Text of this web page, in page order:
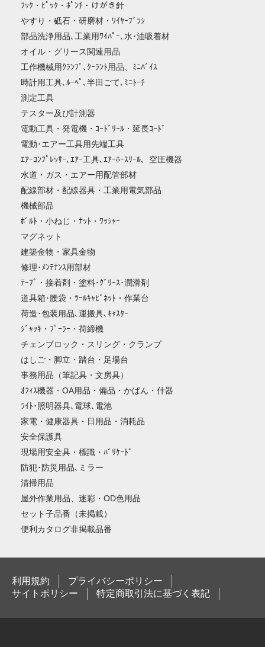
ﾌｯｸ・ﾋﾟｯｸ・ﾎﾟﾝﾁ・けがき針
やすり・砥石・研磨材・ﾜｲﾔｰﾌﾞﾗｼ
部品洗浄用品､工業用ﾜｲﾊﾟｰ､水･油吸着材
オイル・グリース関連用品
工作機械用ｸﾗﾝﾌﾟ､ｸｰﾗﾝﾄ用品、ﾐﾆﾊﾞｲｽ
時計用工具､ﾙｰﾍﾟ､半田ごて､ﾐﾆﾄｰﾁ
測定工具
テスター及び計測器
電動工具・発電機・ｺｰﾄﾞﾘｰﾙ・延長ｺｰﾄﾞ
電動･エアー工具用先端工具
ｴｱｰｺﾝﾌﾟﾚｯｻｰ､ｴｱｰ工具､ｴｱｰﾎｰｽﾘｰﾙ、空圧機器
水道・ガス・エアー用配管部材
配線部材・配線器具・工業用電気部品
機械部品
ﾎﾞﾙﾄ・小ねじ・ﾅｯﾄ・ﾜｯｼｬｰ
マグネット
建築金物・家具金物
修理･ﾒﾝﾃﾅﾝｽ用部材
ﾃｰﾌﾟ・接着剤・塗料･ｸﾞﾘｰｽ･潤滑剤
道具箱･腰袋・ﾂｰﾙｷｬﾋﾞﾈｯﾄ・作業台
荷造･包装用品､運搬具､ｷｬｽﾀｰ
ｼﾞｬｯｷ・ﾌﾟｰﾗｰ・荷締機
チェンブロック・スリング・クランプ
はしご・脚立・踏台・足場台
事務用品（筆記具・文房具）
ｵﾌｨｽ機器・OA用品・備品・かばん・什器
ﾗｲﾄ･照明器具､電球､電池
家電・健康器具・日用品・消耗品
安全保護具
現場用安全具・標識・ﾊﾞﾘｹｰﾄﾞ
防犯･防災用品､ミラー
清掃用品
屋外作業用品、迷彩・OD色用品
セット子品番（未掲載）
便利カタログ非掲載品番
利用規約
プライバシーポリシー
サイトポリシー
特定商取引法に基づく表記